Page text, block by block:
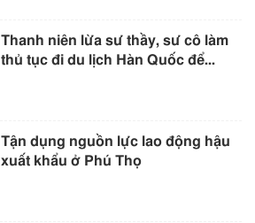
Thanh niên lừa sư thầy, sư cô làm
thủ tục đi du lịch Hàn Quốc để...
Tận dụng nguồn lực lao động hậu
xuất khẩu ở Phú Thọ